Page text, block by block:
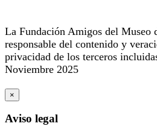
La Fundación Amigos del Museo
responsable del contenido y
privacidad de los terceros
Noviembre 2025
×
Aviso legal